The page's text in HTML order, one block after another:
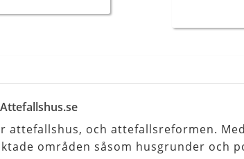
attefallshus, och attefallsreformen.
områden såsom husgrunder och